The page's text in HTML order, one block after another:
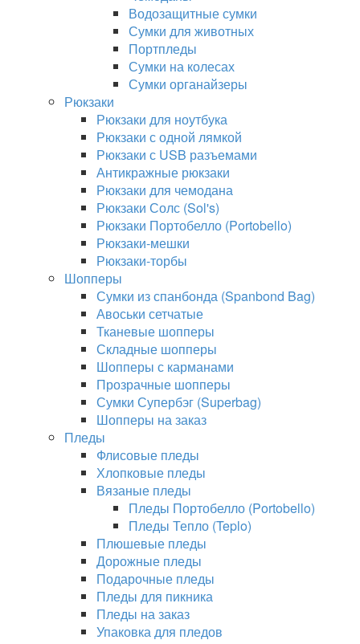
Водозащитные сумки
Сумки для животных
Портпледы
Сумки на колесах
Сумки органайзеры
Рюкзаки
Рюкзаки для ноутбука
Рюкзаки с одной лямкой
Рюкзаки с USB разъемами
Антикражные рюкзаки
Рюкзаки для чемодана
Рюкзаки Солс (Sol's)
Рюкзаки Портобелло (Portobello)
Рюкзаки-мешки
Рюкзаки-торбы
Шопперы
Сумки из спанбонда (Spanbond Bag)
Авоськи сетчатые
Тканевые шопперы
Складные шопперы
Шопперы с карманами
Прозрачные шопперы
Сумки Супербэг (Superbag)
Шопперы на заказ
Пледы
Флисовые пледы
Хлопковые пледы
Вязаные пледы
Пледы Портобелло (Portobello)
Пледы Тепло (Teplo)
Плюшевые пледы
Дорожные пледы
Подарочные пледы
Пледы для пикника
Пледы на заказ
Упаковка для пледов